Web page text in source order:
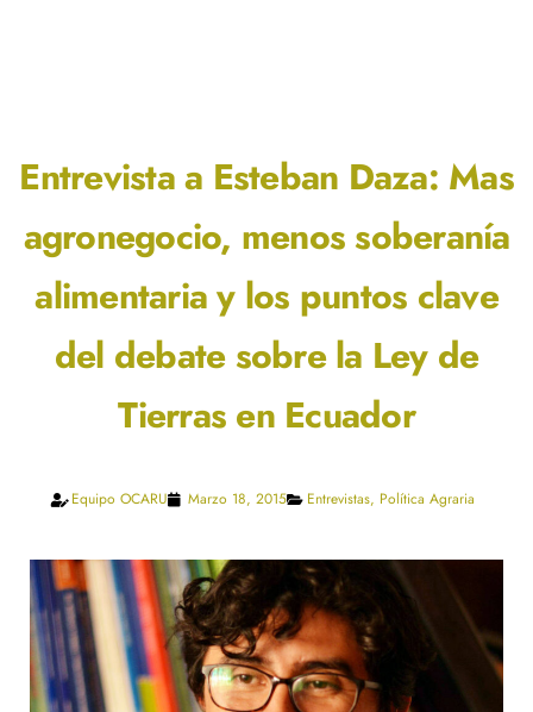
Entrevista a Esteban Daza: Mas
agronegocio, menos soberanía
alimentaria y los puntos clave
del debate sobre la Ley de
Tierras en Ecuador
Equipo OCARU Marzo 18, 2015 Entrevistas, Política Agraria